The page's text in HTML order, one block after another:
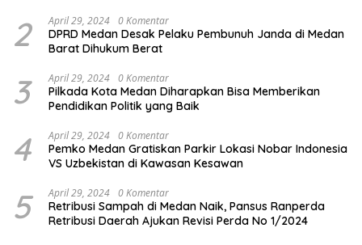
2 April 29, 2024 0 Komentar
DPRD Medan Desak Pelaku Pembunuh Janda di Medan
Barat Dihukum Berat
3 April 29, 2024 0 Komentar
Pilkada Kota Medan Diharapkan Bisa Memberikan
Pendidikan Politik yang Baik
4 April 29, 2024 0 Komentar
Pemko Medan Gratiskan Parkir Lokasi Nobar Indonesia
VS Uzbekistan di Kawasan Kesawan
5 April 29, 2024 0 Komentar
Retribusi Sampah di Medan Naik, Pansus Ranperda
Retribusi Daerah Ajukan Revisi Perda No 1/2024